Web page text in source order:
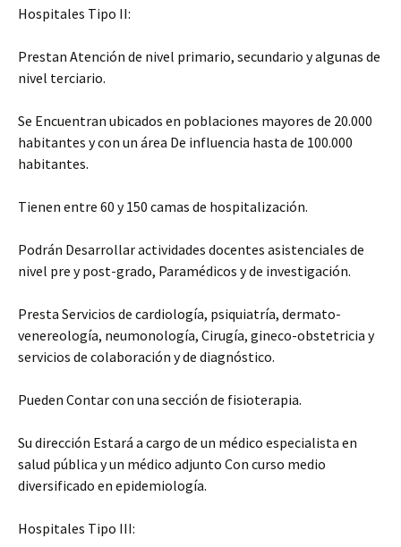
Hospitales Tipo II:
Prestan Atención de nivel primario, secundario y algunas de
nivel terciario.
Se Encuentran ubicados en poblaciones mayores de 20.000
habitantes y con un área De influencia hasta de 100.000
habitantes.
Tienen entre 60 y 150 camas de hospitalización.
Podrán Desarrollar actividades docentes asistenciales de
nivel pre y post-grado, Paramédicos y de investigación.
Presta Servicios de cardiología, psiquiatría, dermato-
venereología, neumonología, Cirugía, gineco-obstetricia y
servicios de colaboración y de diagnóstico.
Pueden Contar con una sección de fisioterapia.
Su dirección Estará a cargo de un médico especialista en
salud pública y un médico adjunto Con curso medio
diversificado en epidemiología.
Hospitales Tipo III: